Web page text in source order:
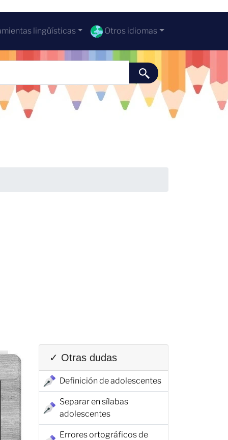
lingüísticas Otros idiomas
✓ Otras dudas
Definición de adolescentes
Separar en sílabas
adolescentes
Errores ortográficos de